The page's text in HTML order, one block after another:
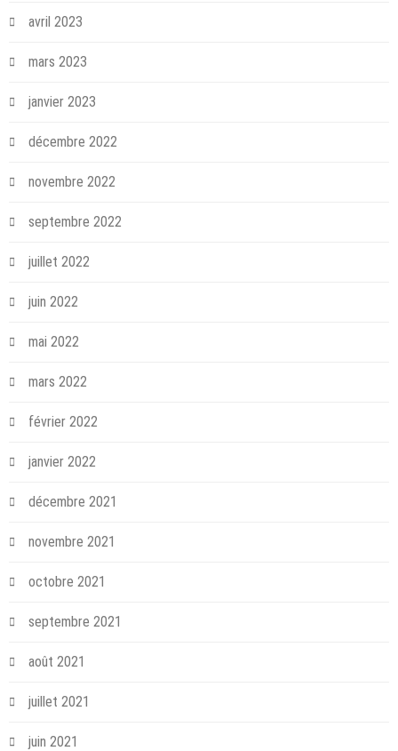
avril 2023
mars 2023
janvier 2023
décembre 2022
novembre 2022
septembre 2022
juillet 2022
juin 2022
mai 2022
mars 2022
février 2022
janvier 2022
décembre 2021
novembre 2021
octobre 2021
septembre 2021
août 2021
juillet 2021
juin 2021